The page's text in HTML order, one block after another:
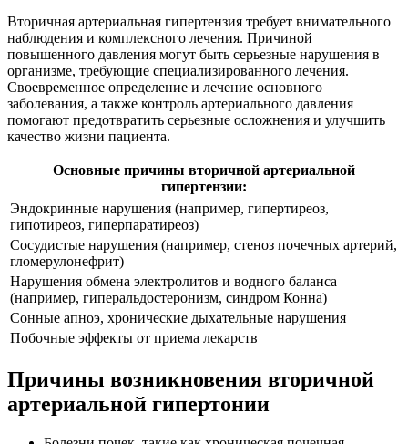
Вторичная артериальная гипертензия требует внимательного
наблюдения и комплексного лечения. Причиной
повышенного давления могут быть серьезные нарушения в
организме, требующие специализированного лечения.
Своевременное определение и лечение основного
заболевания, а также контроль артериального давления
помогают предотвратить серьезные осложнения и улучшить
качество жизни пациента.
Основные причины вторичной артериальной
гипертензии:
Эндокринные нарушения (например, гипертиреоз,
гипотиреоз, гиперпаратиреоз)
Сосудистые нарушения (например, стеноз почечных артерий,
гломерулонефрит)
Нарушения обмена электролитов и водного баланса
(например, гиперальдостеронизм, синдром Конна)
Сонные апноэ, хронические дыхательные нарушения
Побочные эффекты от приема лекарств
Причины возникновения вторичной
артериальной гипертонии